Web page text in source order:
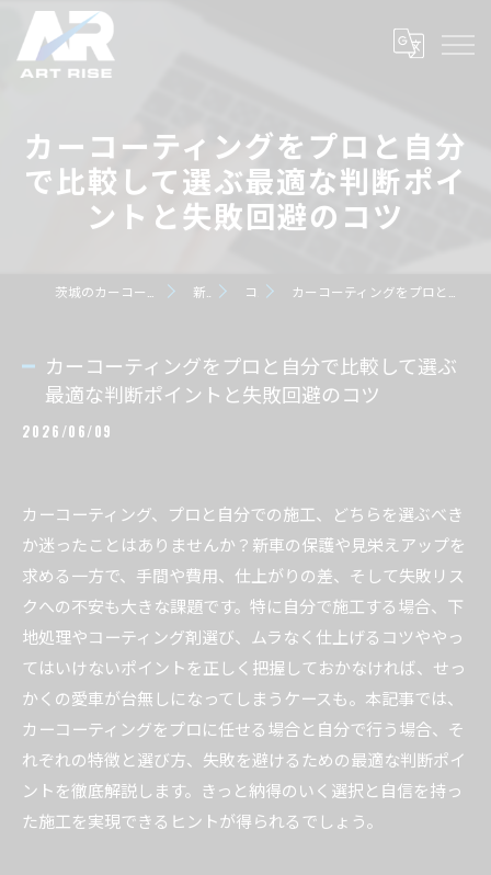
カーコーティングをプロと自分
で比較して選ぶ最適な判断ポイ
ントと失敗回避のコツ
新着情報 コラム カーコーティングをプロと自分で比較して選ぶ最適な判断ポイントと失敗回避のコツ
カーコーティングをプロと自分で比較して選ぶ
最適な判断ポイントと失敗回避のコツ
2026/06/09
カーコーティング、プロと自分での施工、どちらを選ぶべき
か迷ったことはありませんか？新車の保護や見栄えアップを
求める一方で、手間や費用、仕上がりの差、そして失敗リス
クへの不安も大きな課題です。特に自分で施工する場合、下
地処理やコーティング剤選び、ムラなく仕上げるコツややっ
てはいけないポイントを正しく把握しておかなければ、せっ
かくの愛車が台無しになってしまうケースも。本記事では、
カーコーティングをプロに任せる場合と自分で行う場合、そ
れぞれの特徴と選び方、失敗を避けるための最適な判断ポイ
ントを徹底解説します。きっと納得のいく選択と自信を持っ
た施工を実現できるヒントが得られるでしょう。